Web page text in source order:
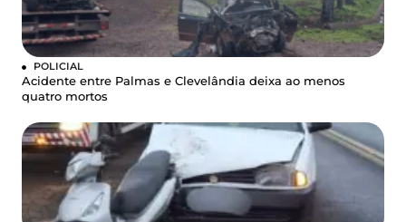
POLICIAL
Acidente entre Palmas e Clevelândia deixa ao menos
quatro mortos